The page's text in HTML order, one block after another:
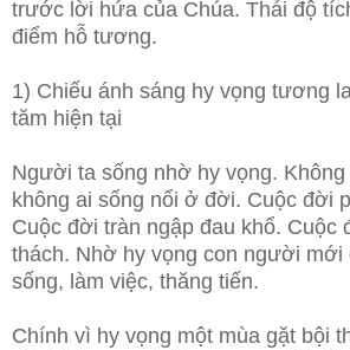
trước lời hứa của Chúa. Thái độ
điểm hỗ tương.
1) Chiếu ánh sáng hy vọng tương
tăm hiện tại
Người ta sống nhờ hy vọng. Không
không ai sống nổi ở đời. Cuộc đời
Cuộc đời tràn ngập đau khổ. Cuộc
thách. Nhờ hy vọng con người mới
sống, làm việc, thăng tiến.
Chính vì hy vọng một mùa gặt bội